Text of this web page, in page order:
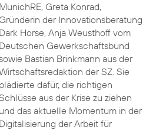
MunichRE, Greta Konrad,
Gründerin der Innovationsberatung
Dark Horse, Anja Weusthoff vom
Deutschen Gewerkschaftsbund
Bastian Brinkmann aus der
der SZ. Sie
plädierte dafür, die richtigen
aus der Krise zu ziehen
und das aktuelle Momentum in der
Digitalisierung der Arbeit für